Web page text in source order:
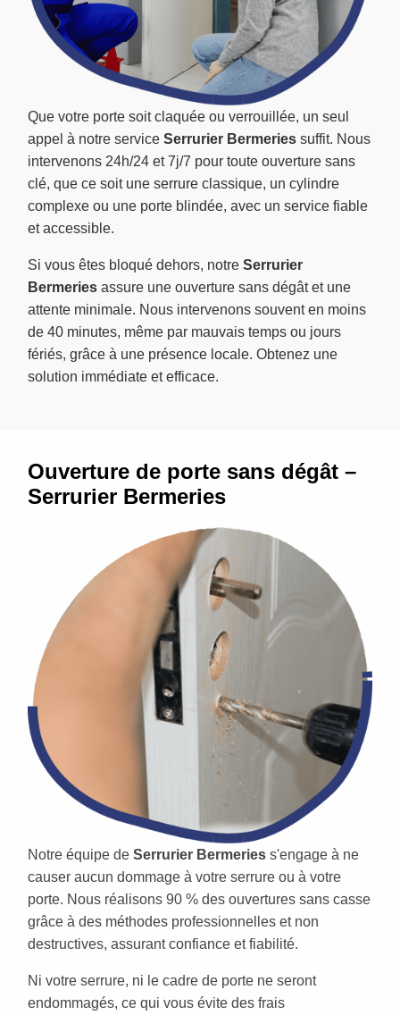
Que votre porte soit claquée ou verrouillée, un seul
appel à notre service Serrurier Bermeries suffit. Nous
intervenons 24h/24 et 7j/7 pour toute ouverture sans
clé, que ce soit une serrure classique, un cylindre
complexe ou une porte blindée, avec un service fiable
et accessible.
Si vous êtes bloqué dehors, notre Serrurier
Bermeries assure une ouverture sans dégât et une
attente minimale. Nous intervenons souvent en moins
de 40 minutes, même par mauvais temps ou jours
fériés, grâce à une présence locale. Obtenez une
solution immédiate et efficace.
Ouverture de porte sans dégât –
Serrurier Bermeries
Notre équipe de Serrurier Bermeries s'engage à ne
causer aucun dommage à votre serrure ou à votre
porte. Nous réalisons 90 % des ouvertures sans casse
grâce à des méthodes professionnelles et non
destructives, assurant confiance et fiabilité.
Ni votre serrure, ni le cadre de porte ne seront
endommagés, ce qui vous évite des frais